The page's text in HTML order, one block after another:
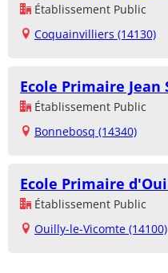
Établissement Public
Coquainvilliers (14130)
Ecole Primaire
Établissement Public
Bonnebosq (14340)
Ecole Primaire
Établissement Public
Ouilly-le-Vicomte (14100)